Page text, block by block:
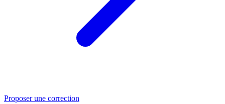
Proposer une correction